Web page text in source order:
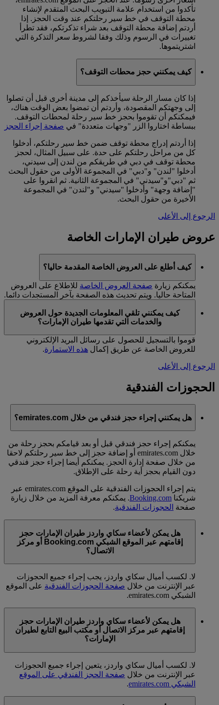
تأكدوا من استخدام علامة التبويب البحث المتقدم لإنشاء
محطة التوقف في خط سير رحلتكم عند وقت الحجز. إذا
أردتم إضافة محطة التوقف بعد شراء تذكرتكم، فقد تطرأ
تغييرات في الرسوم وذلك وفقا لشروط سعر التذكرة التي
اشتريتموها.
كيف يمكنني حجز محطات التوقف؟
إذا كان مسار الرحلة سيأخذكم إلى مدينة أخرى قبل أن تصلوا
إلى وجهتكم المقصودة، وأردتم أن تمضوا بعض الوقت هناك،
فيمكنكم أن تقوموا بحجز خط سير رحلة لمحطات التوقف.
ببساطة اختاروا الزر "وجهات متعددة" في صفحة إجراء الحجز
إذا أردتم إدراج محطة توقف ضمن خط سير رحلتكم، أدخلوا
كل من مراحل رحلتكم على حدة. على سبيل المثال، لحجز
محطة توقف في دبي في طريقكم من لندن إلى سيدني،
أدخلوا "لندن" و"دبي" في المجموعة الأولى من حقول البحث
ثم "دبي"و"سيدني" في المجموعة الثانية. ثم انقروا على
"إضافة وجهة" وأدخلوا "سيدني" و"لندن" في المجموعة
الأخيرة من حقول البحث.
الرجوع إلى الأعلى
عروض طيران الإمارات الخاصة
كيف أطلع على العروض الخاصة المقدمة حاليا؟
يمكنكم زيارة صفحة العروض الخاصة للاطلاع على العروض
المتاحة حاليا. ويتم تحديث هذه الصفحة بآخر المستجدات دائما.
كيف يمكنني تلقي المعلومات الجديدة حول العروض
والخدمات التي تقدمها طيران الإمارات؟
قوموا بالتسجيل للحصول على رسائل البريد الإلكتروني
للعروض الخاصة عن طريق إكمال هذه الاستمارة.
الرجوع إلى الأعلى
الحجوزات الفندقية
هل يمكنني إجراء حجز فندقي من خلال emirates.com؟
يمكنكم إجراء حجز فندقي قبل أو بعد قيامكم بحجز رحلة من
خلال emirates.com أو إضافة حجز إلى خط سير رحلتكم لاحقا
من خلال صفحة إدارة الحجز. يمكنكم أيضا إجراء حجز فندقي
دون القيام بحجز أية رحلة على الإطلاق.
يتم إجراء الحجوزات الفندقية على الموقع emirates.com عبر
شريكنا Booking.com. يمكنكم معرفة المزيد من خلال زيارة
صفحة الحجوزات الفندقية.
هل يمكن لأعضاء سكاي واردز طيران الإمارات حجز
إقامتهم عبر الموقع الشبكي Booking.com أو مركز
الاتصال؟
لا. لكسب أميال سكاي واردز، يجب إجراء جميع الحجوزات
عبر الإنترنت من خلال صفحة الحجوزات الفندقية على الموقع
الشبكي emirates.com.
هل يمكن لأعضاء سكاي واردز طيران الإمارات حجز
إقامتهم عبر مركز الاتصال أو مكتب البيع التابع لطيران
الإمارات؟
لا. لكسب أميال سكاي واردز، يتعين إجراء جميع الحجوزات
عبر الإنترنت من خلال صفحة الحجز الفندقي على الموقع
الشبكي emirates.com
.